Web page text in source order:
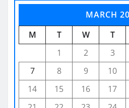
MARCH
M
T W T
1
2 3
7
8 9 10
14
15 16 17